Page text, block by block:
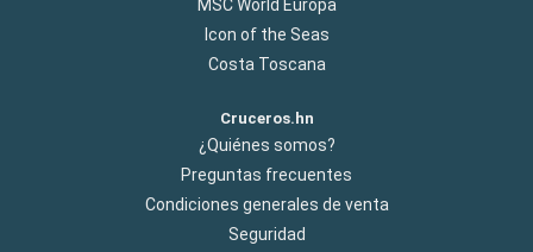
MSC World Europa
Icon of the Seas
Costa Toscana
Cruceros.hn
¿Quiénes somos?
Preguntas frecuentes
Condiciones generales de venta
Seguridad